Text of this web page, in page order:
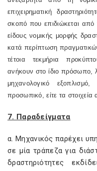
επιχειρηματική
σκοπό που επιδιώκεται
είδους νομικής μορφής
κατά περίπτωση
τέτοια τεκμήρια
ανήκουν στο ίδιο πρόσωπο,
μηχανολογικό
προσωπικό, είτε τα στοιχεία
7. Παραδείγματα
α. Μηχανικός παρέχει
σε μία τράπεζα για
δραστηριότητες